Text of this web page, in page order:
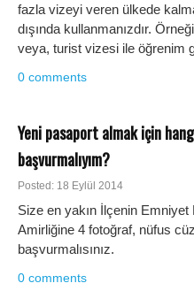
fazla vizeyi veren ülkede
dışında kullanmanızdır.
veya, turist vizesi ile öğrenim
0 comments
Yeni pasaport almak için
başvurmalıyım?
Posted: 18 Eylül 2014
Size en yakın İlçenin
Amirliğine 4 fotoğraf, nüfus
başvurmalısınız.
0 comments